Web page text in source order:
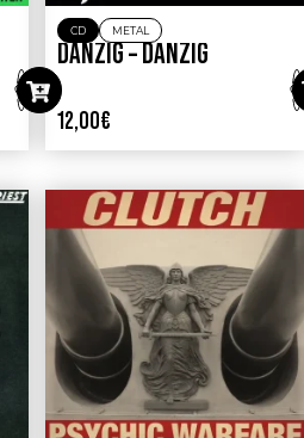
CD METAL
DANZIG – DANZIG
12,00€